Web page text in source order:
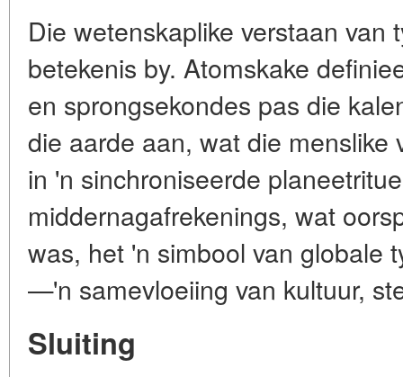
Die wetenskaplike verstaan van
betekenis by. Atomskake
en sprongsekondes pas die
die aarde aan, wat die menslike
in 'n sinchroniseerde
middernagafrekenings, wat
was, het 'n simbool van globale
—'n samevloeiing van kultuur,
Sluiting